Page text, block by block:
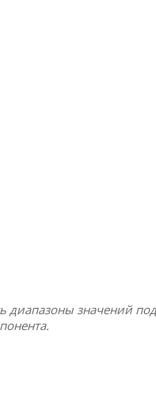
диапазоны значений